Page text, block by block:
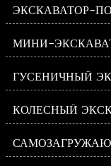
ЭКСКАВАТОР-
МИНИ-
ГУСЕНИЧНЫЙ
КОЛЕСНЫЙ